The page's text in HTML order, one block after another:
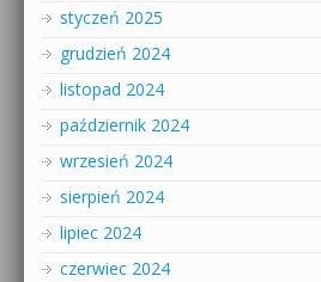
styczeń 2025
grudzień 2024
listopad 2024
październik 2024
wrzesień 2024
sierpień 2024
lipiec 2024
czerwiec 2024